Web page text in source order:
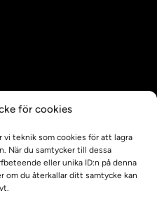
för cookies
vi teknik som cookies för att lagra
När du samtycker till dessa
eller unika ID:n på denna
om du återkallar ditt samtycke kan
på Ladokkonsortiet